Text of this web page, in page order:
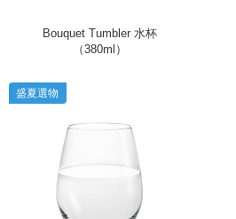
Bouquet Tumbler 水杯
（380ml）
盛夏選物